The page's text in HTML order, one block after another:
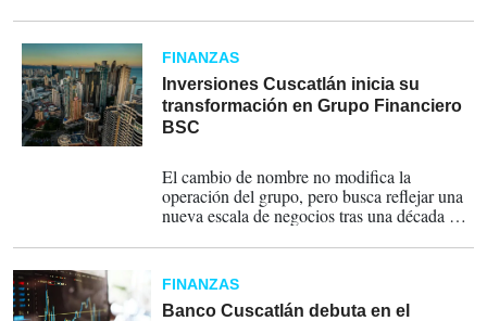
incorporación de Banistmo en Panamá y el
fortalecimiento de una visión que busca
integrar capacidades, ampliar oportunidades
y generar mayor valor de forma sostenible
para sus clientes y los países donde opera.
FINANZAS
Inversiones Cuscatlán inicia su
transformación en Grupo Financiero
BSC
El cambio de nombre no modifica la
operación del grupo, pero busca reflejar una
nueva escala de negocios tras una década de
integración de banca, seguros y gestión de
capital en Centroamérica y otros mercados
latinoamericanos.
FINANZAS
Banco Cuscatlán debuta en el